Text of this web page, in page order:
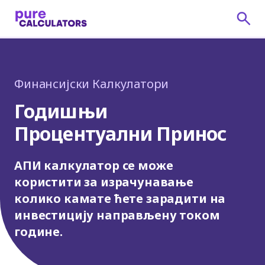
Финансијски Калкулатори
Годишњи
Процентуални Принос
АПИ калкулатор се може
користити за израчунавање
колико камате ћете зарадити на
инвестицију направљену током
године.